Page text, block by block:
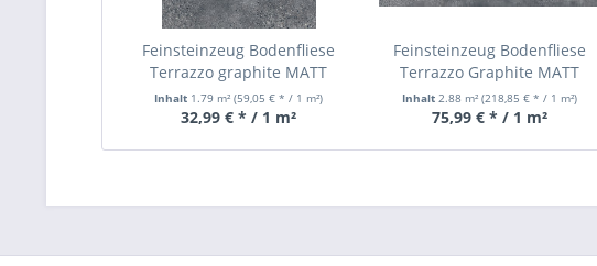
Feinsteinzeug Bodenfliese
Terrazzo graphite MATT
598x598 mm
Inhalt 1.79 m²(59,05 € * / 1 m²)
32,99 € * / 1 m²
Feinsteinzeug Bodenfliese
Terrazzo Graphite MATT
2398x1198 mm
Inhalt 2.88 m² (218,85 € * / 1 m²)
75,99 € * / 1 m²